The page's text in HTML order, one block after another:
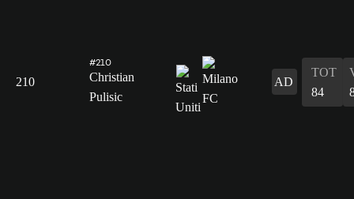
210
#210
Christian
Pulisic
AD
TOT
84